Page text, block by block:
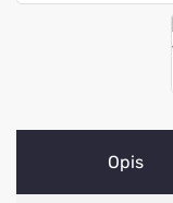
Opis